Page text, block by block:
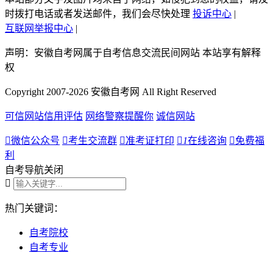
时拨打电话或者发送邮件，我们会尽快处理 投诉中心 |
互联网举报中心 |
声明：安徽自考网属于自考信息交流民间网站 本站享有解释
权
Copyright 2007-2026 安徽自考网 All Right Reserved
可信网站信用评估 网络警察提醒你 诚信网站
微信公众号 考生交流群 准考证打印  1在线咨询 免费福
利
自考导航关闭

热门关键词：
自考院校
自考专业